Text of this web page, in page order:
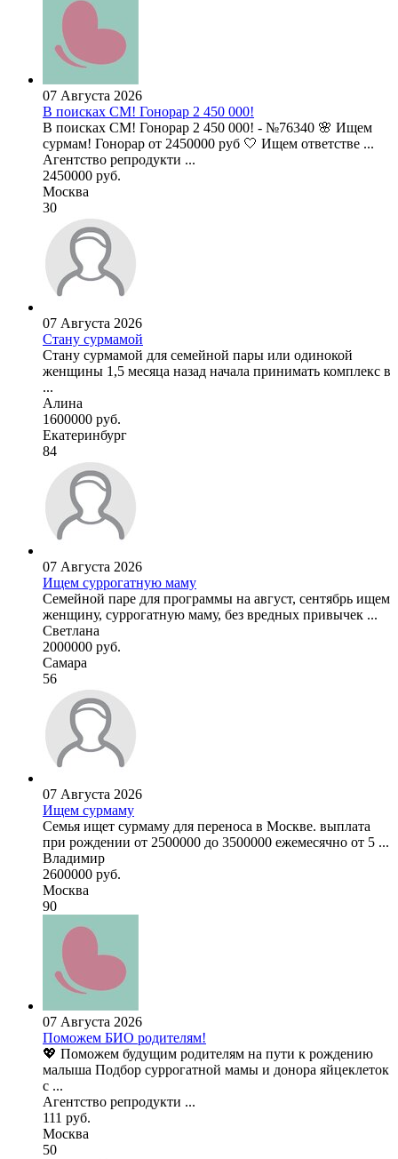
07 Августа 2026
В поисках СМ! Гонорар 2 450 000!
В поисках СМ! Гонорар 2 450 000! - №76340 🌸 Ищем
сурмам! Гонорар от 2450000 руб 🤍 Ищем ответстве ...
Агентство репродукти ...
2450000 руб.
Москва
30
07 Августа 2026
Стану сурмамой
Стану сурмамой для семейной пары или одинокой
женщины 1,5 месяца назад начала принимать комплекс в
...
Алина
1600000 руб.
Екатеринбург
84
07 Августа 2026
Ищем суррогатную маму
Семейной паре для программы на август, сентябрь ищем
женщину, суррогатную маму, без вредных привычек ...
Светлана
2000000 руб.
Самара
56
07 Августа 2026
Ищем сурмаму
Семья ищет сурмаму для переноса в Москве. выплата
при рождении от 2500000 до 3500000 ежемесячно от 5 ...
Владимир
2600000 руб.
Москва
90
07 Августа 2026
Поможем БИО родителям!
💖 Поможем будущим родителям на пути к рождению
малыша Подбор суррогатной мамы и донора яйцеклеток
с ...
Агентство репродукти ...
111 руб.
Москва
50